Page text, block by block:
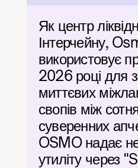
Як центр
Інтерчейну,
використовує
2026 році для
миттєвих
свопів між
суверенних
OSMO надає
утиліту через